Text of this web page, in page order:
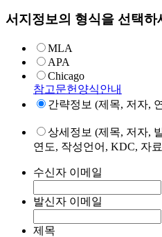
서지정보의 형식을 선택하
MLA
APA
Chicago
참고문헌양식안내
간략정보 (제목, 저자,
상세정보 (제목, 저자,
연도, 작성언어, KDC, 자
수신자 이메일
발신자 이메일
제목